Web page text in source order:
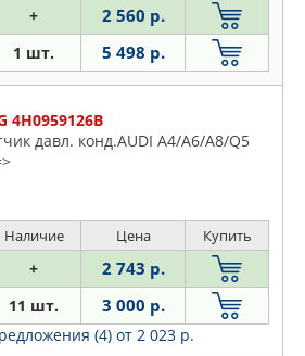
+ 2 560 р.
1 шт. 5 498 р.
4H0959126B
давл. конд.AUDI A4/A6/A8/Q5
Наличие Цена Купить
+ 2 743 р.
11 шт. 3 000 р.
(4) от 2 023 р.